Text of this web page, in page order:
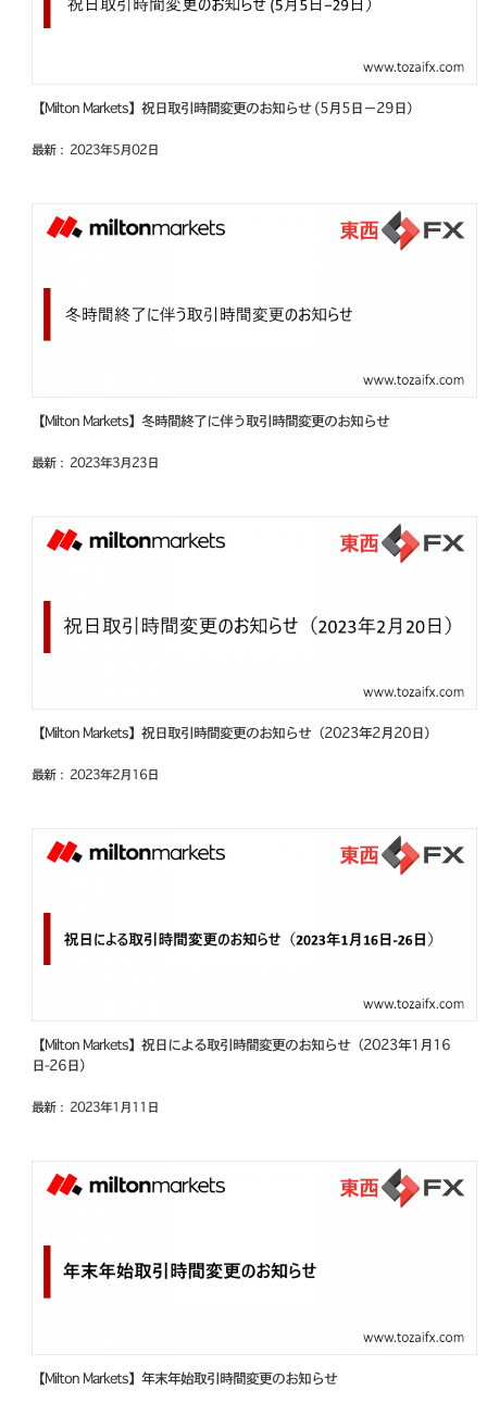
【Milton Markets】祝日取引時間変更のお知らせ (5月5日−29日）
最新： 2023年5月02日
【Milton Markets】冬時間終了に伴う取引時間変更のお知らせ
最新： 2023年3月23日
【Milton Markets】祝日取引時間変更のお知らせ（2023年2月20日）
最新： 2023年2月16日
【Milton Markets】祝日による取引時間変更のお知らせ（2023年1月16
日-26日）
最新： 2023年1月11日
【Milton Markets】年末年始取引時間変更のお知らせ